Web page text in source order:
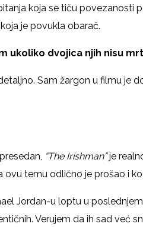
koja se tiču povezanosti
je povukla obarač.
ukoliko dvojica njih nisu
Sam žargon u filmu je
“The Irishman”je
temu odlično je prošao i
Jordan-u loptu u
Verujem da ih sad već